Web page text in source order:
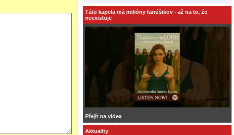
Táto kapela má milióny fanúšikov - až na to, že
neexistuje
Přejít na videa
Aktuality